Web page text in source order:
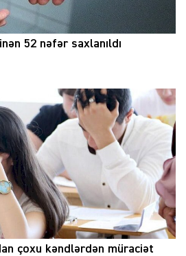
52 nəfər saxlanıldı
çoxu kəndlərdən müraciət